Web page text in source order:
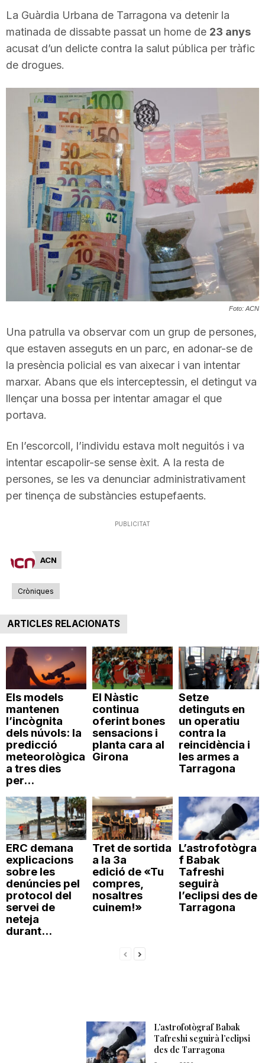
i
u
t
r
g
a
La Guàrdia Urbana de Tarragona va detenir la
matinada de dissabte passat un home de 23 anys
acusat d’un delicte contra la salut pública per tràfic
de drogues.
Foto: ACN
Una patrulla va observar com un grup de persones,
que estaven asseguts en un parc, en adonar-se de
la presència policial es van aixecar i van intentar
marxar. Abans que els interceptessin, el detingut va
llençar una bossa per intentar amagar el que
portava.
En l’escorcoll, l’individu estava molt neguitós i va
intentar escapolir-se sense èxit. A la resta de
persones, se les va denunciar administrativament
per tinença de substàncies estupefaents.
PUBLICITAT
ACN
Cròniques
ARTICLES RELACIONATS
Els models
mantenen
l’incògnita
dels núvols: la
predicció
meteorològica
a tres dies
per...
El Nàstic
continua
oferint bones
sensacions i
planta cara al
Girona
Setze
detinguts en
un operatiu
contra la
reincidència i
les armes a
Tarragona
ERC demana
explicacions
sobre les
denúncies pel
protocol del
servei de
neteja
durant...
Tret de sortida
a la 3a
edició de «Tu
compres,
nosaltres
cuinem!»
L’astrofotògra
f Babak
Tafreshi
seguirà
l’eclipsi des de
Tarragona